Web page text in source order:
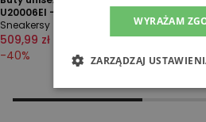
U20006EI - multikolor
Sneakersy
509,99 zł
-40%
-40
WYRAŻAM
ZARZĄDZAJ